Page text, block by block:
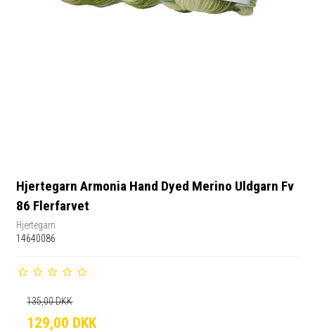
Hjertegarn Armonia Hand Dyed Merino Uldgarn Fv
86 Flerfarvet
Hjertegarn
14640086
135,00 DKK
129,00 DKK